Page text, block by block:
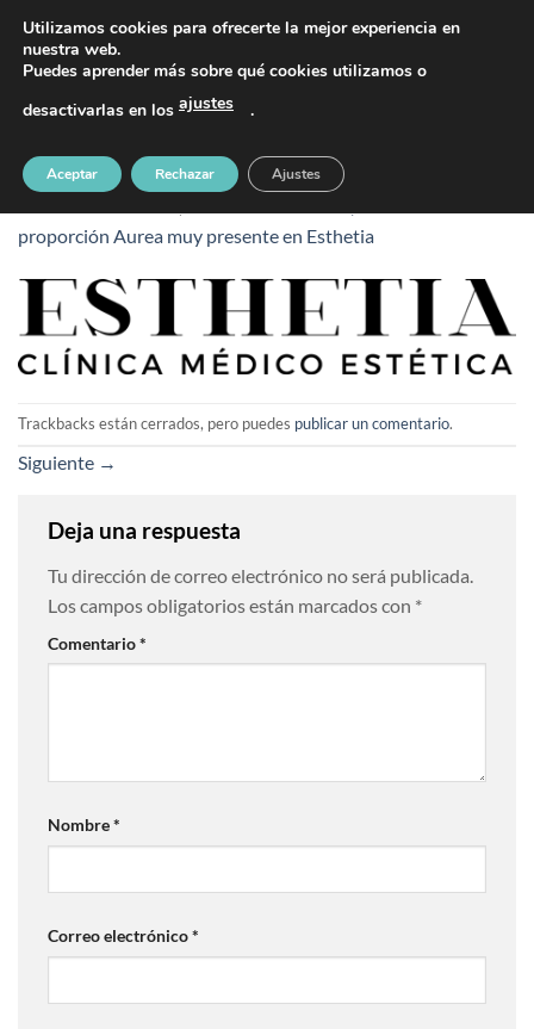
contenido
PIDE TU CITA AL TELÉFONO 637 42 97 25
ESTHETIA
proporción Aurea muy presente en Esthetia
Trackbacks están cerrados, pero puedes publicar un comentario.
Siguiente →
Deja una respuesta
Tu dirección de correo electrónico no será publicada.
Los campos obligatorios están marcados con *
Comentario*
Nombre*
Correo electrónico*
Utilizamos cookies para ofrecerte la mejor experiencia en
nuestra web.
Puedes aprender más sobre qué cookies utilizamos o
desactivarlas en los ajustes .
Aceptar Rechazar Ajustes